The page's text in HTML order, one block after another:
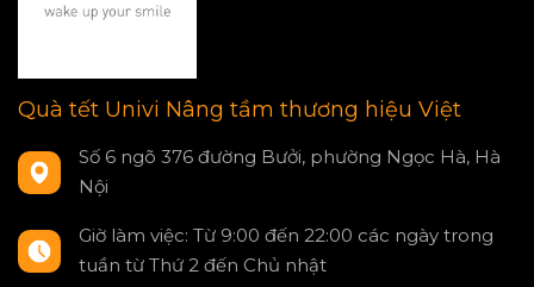
Quà tết Univi Nâng tầm thương hiệu Việt
Số 6 ngõ 376 đường Bưởi, phường Ngọc Hà, Hà
Nội
Giờ làm việc: Từ 9:00 đến 22:00 các ngày trong
tuần từ Thứ 2 đến Chủ nhật